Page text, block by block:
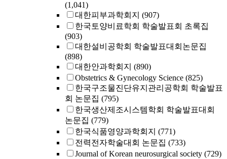
(1,041)
대한피부과학회지 (907)
한국토양비료학회 학술발표회 초록집
(903)
대한설비공학회 학술발표대회논문집
(898)
대한안과학회지 (890)
Obstetrics & Gynecology Science (825)
한국구조물진단유지관리공학회 학술발표
회 논문집 (795)
한국생산제조시스템학회 학술발표대회
논문집 (779)
한국식품영양과학회지 (771)
전력전자학술대회 논문집 (733)
Journal of Korean neurosurgical society (729)